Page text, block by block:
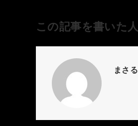
この記事を書いた人
まさる